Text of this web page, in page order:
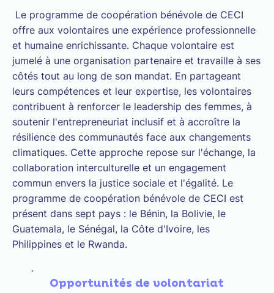
Le programme de coopération bénévole de CECI
offre aux volontaires une expérience professionnelle
et humaine enrichissante. Chaque volontaire est
jumelé à une organisation partenaire et travaille à ses
côtés tout au long de son mandat. En partageant
leurs compétences et leur expertise, les volontaires
contribuent à renforcer le leadership des femmes, à
soutenir l'entrepreneuriat inclusif et à accroître la
résilience des communautés face aux changements
climatiques. Cette approche repose sur l'échange, la
collaboration interculturelle et un engagement
commun envers la justice sociale et l'égalité. Le
programme de coopération bénévole de CECI est
présent dans sept pays : le Bénin, la Bolivie, le
Guatemala, le Sénégal, la Côte d'Ivoire, les
Philippines et le Rwanda.
Opportunités de volontariat